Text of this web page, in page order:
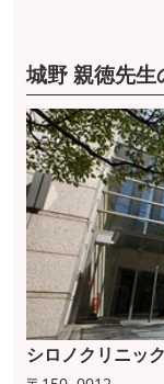
城野 親徳先生
シロノクリニッ